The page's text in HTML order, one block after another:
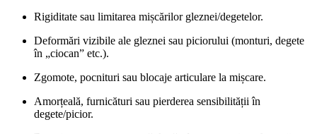
Rigiditate sau limitarea mișcărilor gleznei/degetelor.
Deformări vizibile ale gleznei sau piciorului (monturi, degete
în „ciocan” etc.).
Zgomote, pocnituri sau blocaje articulare la mișcare.
Amorțeală, furnicături sau pierderea sensibilității în
degete/picior.